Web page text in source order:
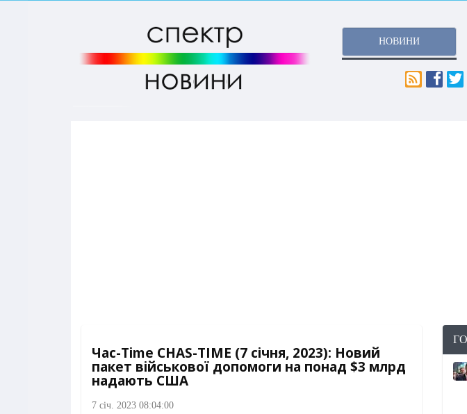
НОВИНИ
Час-Time CHAS-TIME (7 січня, 2023): Новий
пакет військової допомоги на понад $3 млрд
надають США
7 січ. 2023 08:04:00